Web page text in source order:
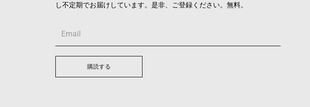
し不定期でお届けしています。是非、ご登録ください。無料。
Email
購読する